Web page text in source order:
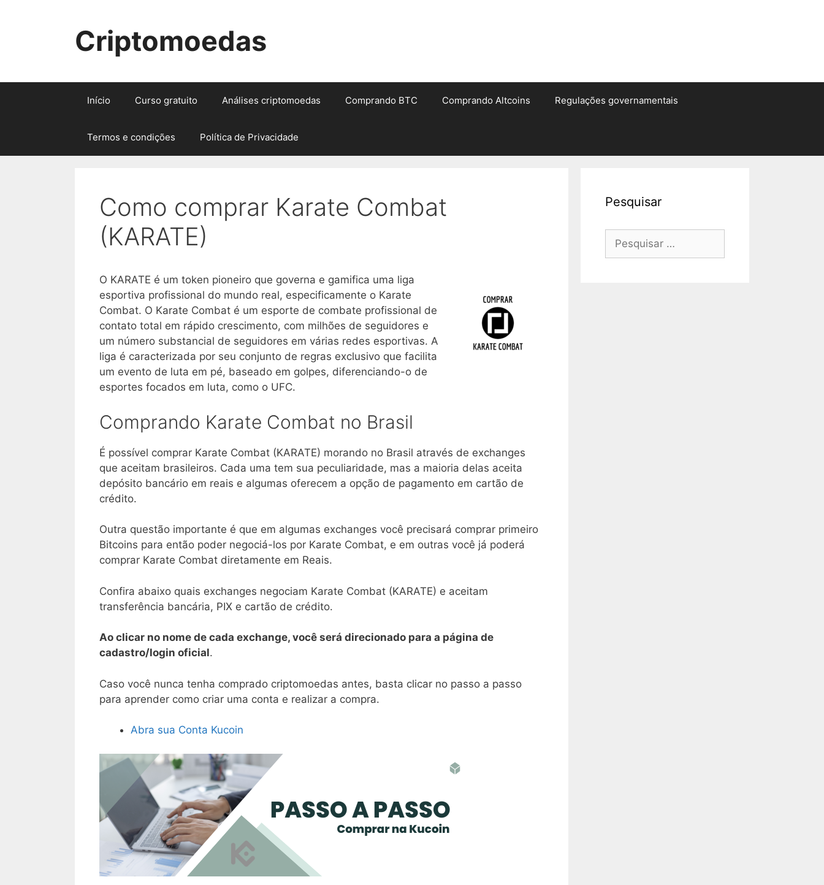
Criptomoedas
Início Curso gratuito Análises criptomoedas Comprando BTC Comprando Altcoins Regulações governamentais
Termos e condições Política de Privacidade
Como comprar Karate Combat
(KARATE)
O KARATE é um token pioneiro que governa e gamifica uma liga
esportiva profissional do mundo real, especificamente o Karate
Combat. O Karate Combat é um esporte de combate profissional de
contato total em rápido crescimento, com milhões de seguidores e
um número substancial de seguidores em várias redes esportivas. A
liga é caracterizada por seu conjunto de regras exclusivo que facilita
um evento de luta em pé, baseado em golpes, diferenciando-o de
esportes focados em luta, como o UFC.
Comprando Karate Combat no Brasil
É possível comprar Karate Combat (KARATE) morando no Brasil através de exchanges
que aceitam brasileiros. Cada uma tem sua peculiaridade, mas a maioria delas aceita
depósito bancário em reais e algumas oferecem a opção de pagamento em cartão de
crédito.
Outra questão importante é que em algumas exchanges você precisará comprar primeiro
Bitcoins para então poder negociá-los por Karate Combat, e em outras você já poderá
comprar Karate Combat diretamente em Reais.
Confira abaixo quais exchanges negociam Karate Combat (KARATE) e aceitam
transferência bancária, PIX e cartão de crédito.
Ao clicar no nome de cada exchange, você será direcionado para a página de
cadastro/login oficial.
Caso você nunca tenha comprado criptomoedas antes, basta clicar no passo a passo
para aprender como criar uma conta e realizar a compra.
Abra sua Conta Kucoin
Pesquisar
Pesquisar